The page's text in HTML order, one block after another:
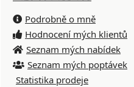
Podrobně o mně
Hodnocení mých klientů
Seznam mých nabídek
Seznam mých poptávek
Statistika prodeje